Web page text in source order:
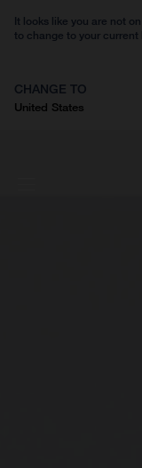
It looks like you are not
to change to your current
CHANGE TO
United States